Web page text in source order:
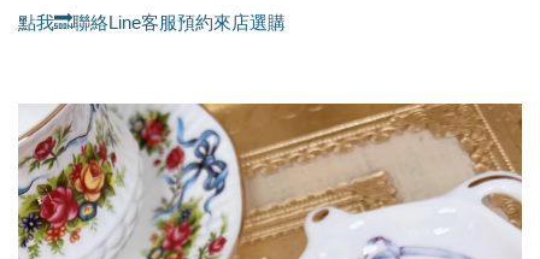
點我🔜聯絡Line客服預約來店選購